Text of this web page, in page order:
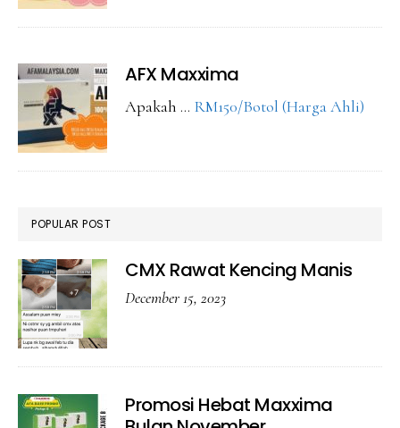
AFX Maxxima
Apakah … RM150/Botol (Harga Ahli)
POPULAR POST
CMX Rawat Kencing Manis
December 15, 2023
Promosi Hebat Maxxima